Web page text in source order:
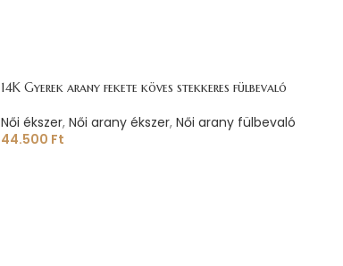
14K Gyerek arany fekete köves stekkeres fülbevaló
Női ékszer, Női arany ékszer, Női arany fülbevaló
44.500 Ft